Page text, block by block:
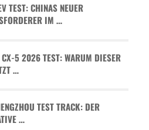
TEST: CHINAS NEUER
IM …
5 2026 TEST: WARUM DIESER
…
TEST TRACK: DER
…